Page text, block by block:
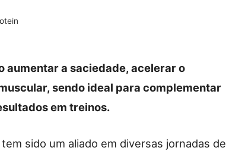
aumentar a saciedade, acelerar o
sendo ideal para complementar
em treinos.
tem sido um aliado em diversas jornadas de